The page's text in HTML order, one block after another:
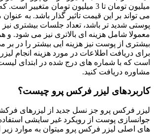
میلیون تومان تا 3 میلیون تومان
می تواند بر این قیمت تاثیر گذار باشد. به
پوستی شدید تر باشد، تعداد جلسات بیشتری
معمولا شامل هزینه ای بالاتری نیز می شود. و
بیشتری از پوست نیز هزینه ایی بیشتر را در بر
برای دریافت اطلاعات در مورد هزینه انجام
است که با شماره های درج شده در ابتدای
مشاوره دریافت کنید.
کاربردهای لیزر فرکس پرو چیست؟
لیزر فرکس پرو جز نسل جدید از لیزرهای
جوانسازی پوست از رویکرد غیر سایشی
های اصلی لیزر فرکس پرو میتوان به موارد زیر